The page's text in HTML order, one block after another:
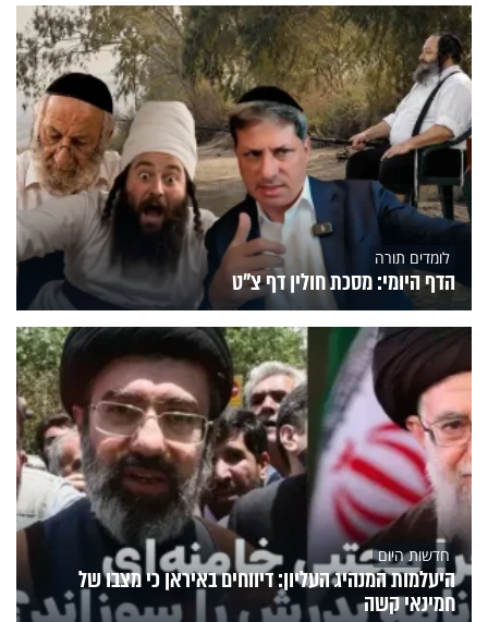
לומדים תורה
הדף היומי: מסכת חולין דף צ"ט
חדשות היום
היעלמות המנהיג העליון: דיווחים באיראן כי מצבו של
חמינאי קשה